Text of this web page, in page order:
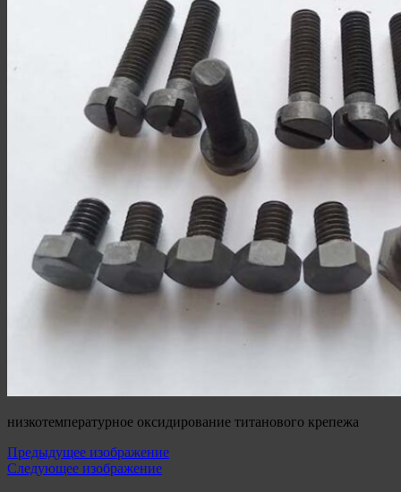
низкотемпературное оксидирование титанового крепежа
Предыдущее изображение
Следующее изображение